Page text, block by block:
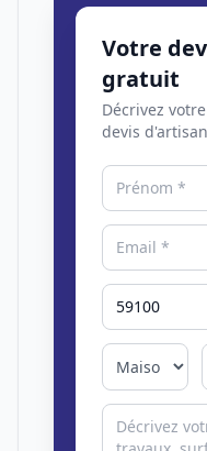
Votre
gratuit
Décrivez
devis